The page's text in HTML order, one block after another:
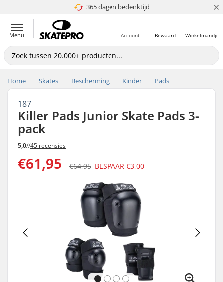
Prijsgarantie
365 dagen bedenktijd ×
Menu Winkelmandje
Bewaard
Account
Home Skates Bescherming Kinder Pads
187
Killer Pads Junior Skate Pads 3-
pack
5,0//45 recensies
€61,95 €64,95 BESPAAR €3,00